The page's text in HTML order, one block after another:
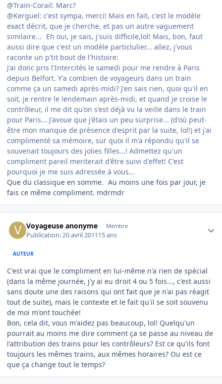
@Train-Corail: Marc?
@Kerguel: c'est sympa, merci! Mais en fait, c'est le modèle
exact décrit, que je cherche, et pas un autre vaguement
similaire... Eh oui, je sais, j'suis difficile,lol! Mais, bon, faut
aussi dire que c'est un modèle particlulier... allez, j'vous
raconte un p'tit bout de l'histoire:
J'ai donc pris l'Intercités le samedi pour me rendre à Paris
depuis Belfort. Y'a combien de voyageurs dans un train
comme ça un samedi après-midi? J'en sais rien, quoi qu'il en
soit, je rentre le lendemain après-midi, et quand je croise le
contrôleur, il me dit qu'on s'est déjà vu la veille dans le train
pour Paris... J'avoue que j'étais un peu surprise... (d'où peut-
être mon manque de présence d'esprit par la suite, lol!) et j'ai
complimenté sa mémoire, sur quoi il m'a répondu qu'il se
souvenait toujours des jolies filles...! Admettez qu'un
compliment pareil meriterait d'être suivi d'effet! C'est
pourquoi je me suis adressée à vous...
Que du classique en somme. Au moins une fois par jour, je
fais ce même compliment. mdrmdr
Voyageuse anonyme Membre
Publication:20 avril 201115 ans
AUTEUR
C'est vrai que le compliment en lui-même n'a rien de spécial
(dans la même journée, j'y ai eu droit 4 ou 5 fois..., c'est aussi
sans doute une des raisons qui ont fait que je n'ai pas réagit
tout de suite), mais le contexte et le fait qu'il se soit souvenu
de moi m'ont touchée!
Bon, cela dit, vous m'aidez pas beaucoup, lol! Quelqu'un
pourrait au moins me dire comment ça se passe au niveau de
l'attribution des trains pour les contrôleurs? Est ce qu'ils font
toujours les mêmes trains, aux mêmes horaires? Ou est ce
que ça change tout le temps?